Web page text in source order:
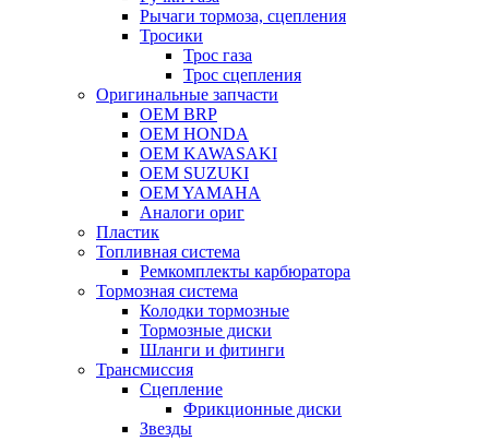
Рычаги тормоза, сцепления
Тросики
Трос газа
Трос сцепления
Оригинальные запчасти
OEM BRP
OEM HONDA
OEM KAWASAKI
OEM SUZUKI
OEM YAMAHA
Аналоги ориг
Пластик
Топливная система
Ремкомплекты карбюратора
Тормозная система
Колодки тормозные
Тормозные диски
Шланги и фитинги
Трансмиссия
Cцепление
Фрикционные диски
Звезды